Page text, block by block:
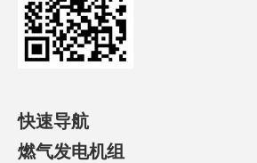
快速导航
燃气发电机组